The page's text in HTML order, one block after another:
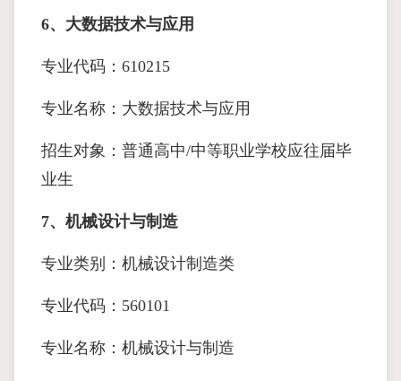
6、大数据技术与应用
专业代码：610215
专业名称：大数据技术与应用
招生对象：普通高中/中等职业学校应往届毕
业生
7、机械设计与制造
专业类别：机械设计制造类
专业代码：560101
专业名称：机械设计与制造